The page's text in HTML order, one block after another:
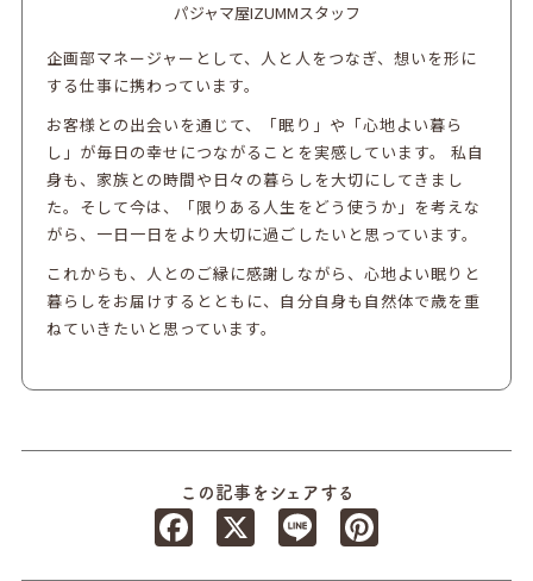
パジャマ屋IZUMMスタッフ
企画部マネージャーとして、人と人をつなぎ、想いを形に
する仕事に携わっています。
お客様との出会いを通じて、「眠り」や「心地よい暮ら
し」が毎日の幸せにつながることを実感しています。 私自
身も、家族との時間や日々の暮らしを大切にしてきまし
た。 そして今は、「限りある人生をどう使うか」を考えな
がら、一日一日をより大切に過ごしたいと思っています。
これからも、人とのご縁に感謝しながら、心地よい眠りと
暮らしをお届けするとともに、自分自身も自然体で歳を重
ねていきたいと思っています。
この記事をシェアする
Facebook
Line